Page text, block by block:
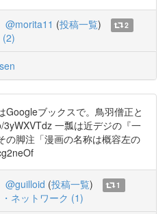
@morita11 (投稿一覧) 2
(2)
Googleブックスで。鳥羽僧正と
一瓢は近デジの『一
の脚注「漫画の名称は概容左の
@guilloid (投稿一覧)
1
ネットワーク (1)